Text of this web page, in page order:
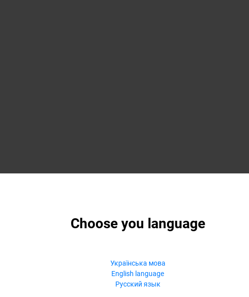
Choose you language
Українська мова
English language
Русский язык